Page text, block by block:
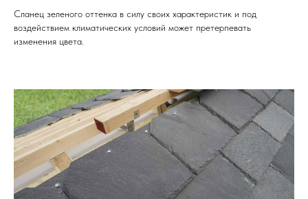
Сланец зеленого оттенка в силу своих характеристик и под
воздействием климатических условий может претерпевать
изменения цвета.